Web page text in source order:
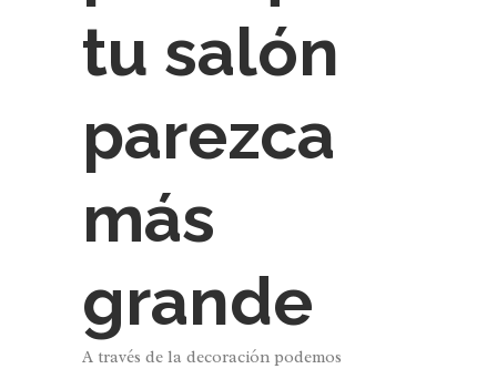
tu salón
parezca
más
grande
A través de la decoración podemos